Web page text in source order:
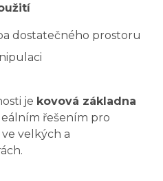
dostatečného prostoru
je kovová základna
řešením pro
velkých a